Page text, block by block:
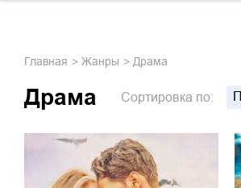
Главная Жанры Драма
Драма Сортировка по: